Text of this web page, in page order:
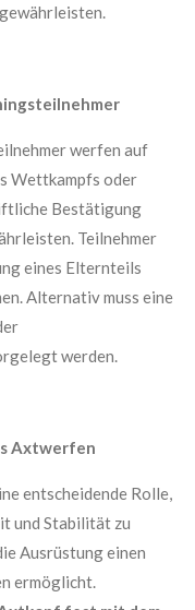
werfen auf
Wettkampfs oder
Bestätigung
Teilnehmer
eines Elternteils
Alternativ muss eine
werden.
Axtwerfen
entscheidende Rolle,
und Stabilität zu
Ausrüstung einen
ermöglicht.